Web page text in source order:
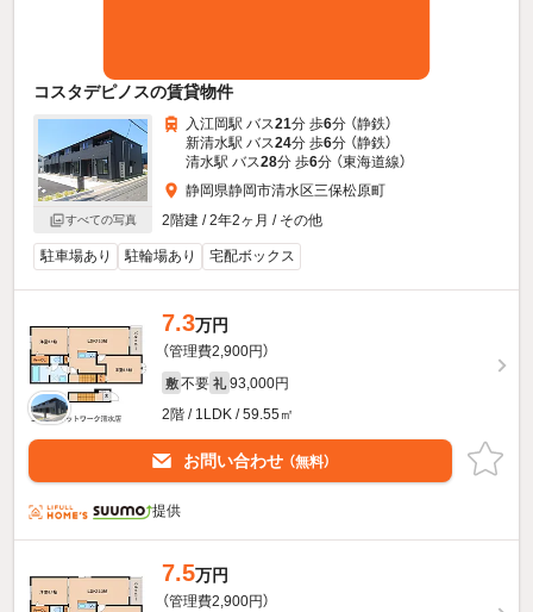
コスタデピノスの賃貸物件
すべての写真
入江岡駅 バス21分 歩6分 （静鉄）
新清水駅 バス24分 歩6分 （静鉄）
清水駅 バス28分 歩6分 （東海道線）
静岡県静岡市清水区三保松原町
2階建 / 2年2ヶ月 / その他
駐車場あり 駐輪場あり 宅配ボックス
7.3万円
（管理費2,900円）
敷 不要 礼 93,000円
2階 / 1LDK / 59.55㎡
お問い合わせ （無料）
提供
7.5万円
（管理費2,900円）